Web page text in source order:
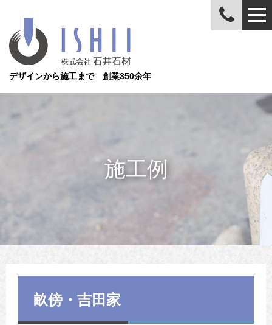
デザインから施工まで 創業350余年
施工例
畝傍・吉田家